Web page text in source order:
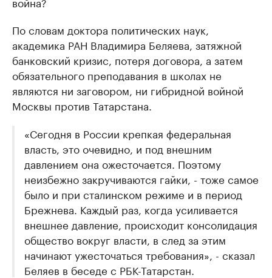
По словам доктора политических наук,
академика РАН Владимира Беляева, затяжной
банковский кризис, потеря договора, а затем
обязательного преподавания в школах не
являются ни заговором, ни гибридной войной
Москвы против Татарстана.
«Сегодня в России крепкая федеральная
власть, это очевидно, и под внешним
давлением она ожесточается. Поэтому
неизбежно закручиваются гайки, - тоже самое
было и при сталинском режиме и в период
Брежнева. Каждый раз, когда усиливается
внешнее давление, происходит консолидация
общество вокруг власти, в след за этим
начинают ужесточаться требования», - сказал
Беляев в беседе с РБК-Татарстан.